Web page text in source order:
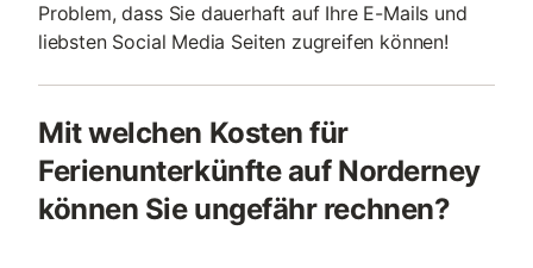
Problem, dass Sie dauerhaft auf Ihre E-Mails und
liebsten Social Media Seiten zugreifen können!
Mit welchen Kosten für
Ferienunterkünfte auf Norderney
können Sie ungefähr rechnen?